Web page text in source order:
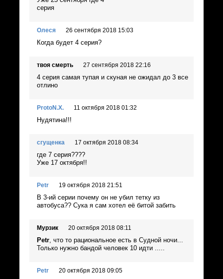
серия
Олеся 26 сентября 2018 15:03
Когда будет 4 серия?
твоя смерть 27 сентября 2018 22:16
4 серия самая тупая и скуная не ожидал до 3 все
отлино
ProtoN.X. 11 октября 2018 01:32
Нудятина!!!
сгущенка 17 октября 2018 08:34
где 7 серия????
Уже 17 октября!!
Petr 19 октября 2018 21:51
В 3-ий серии почему он не убил тетку из
автобуса?? Сука я сам хотел её битой забить
Мурзик 20 октября 2018 08:11
Petr, что то рациональное есть в Судной ночи...
Только нужно бандой человек 10 идти .....
Petr 20 октября 2018 09:05